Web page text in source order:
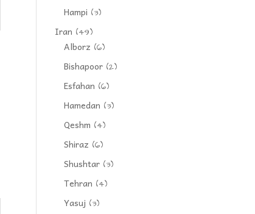
Hampi (3)
Iran (49)
Alborz (6)
Bishapoor (2)
Esfahan (6)
Hamedan (3)
Qeshm (4)
Shiraz (6)
Shushtar (3)
Tehran (4)
Yasuj (3)